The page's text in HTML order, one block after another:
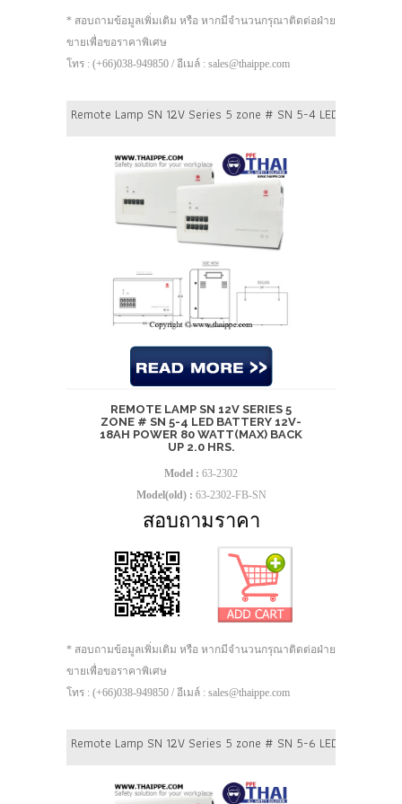
* สอบถามข้อมูลเพิ่มเติม หรือ หากมีจำนวนกรุณาติดต่อฝ่าย
ขายเพื่อขอราคาพิเศษ
โทร : (+66)038-949850 / อีเมล์ : sales@thaippe.com
Remote Lamp SN 12V Series 5 zone # SN 5-4 LED Battery
REMOTE LAMP SN 12V SERIES 5
ZONE # SN 5-4 LED BATTERY 12V-
18AH POWER 80 WATT(MAX) BACK
UP 2.0 HRS.
Model : 63-2302
Model(old) : 63-2302-FB-SN
สอบถามราคา
* สอบถามข้อมูลเพิ่มเติม หรือ หากมีจำนวนกรุณาติดต่อฝ่าย
ขายเพื่อขอราคาพิเศษ
โทร : (+66)038-949850 / อีเมล์ : sales@thaippe.com
Remote Lamp SN 12V Series 5 zone # SN 5-6 LED Battery